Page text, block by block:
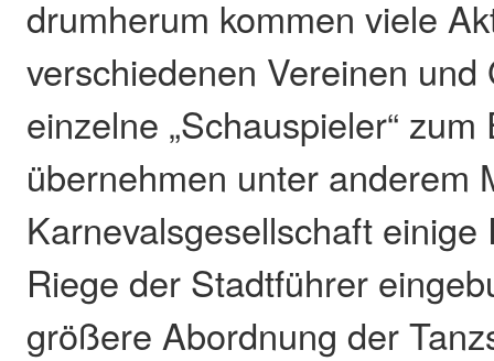
drumherum kommen viele
verschiedenen Vereinen
einzelne „Schauspieler“
übernehmen unter anderem
Karnevalsgesellschaft einige
Riege der Stadtführer
größere Abordnung der